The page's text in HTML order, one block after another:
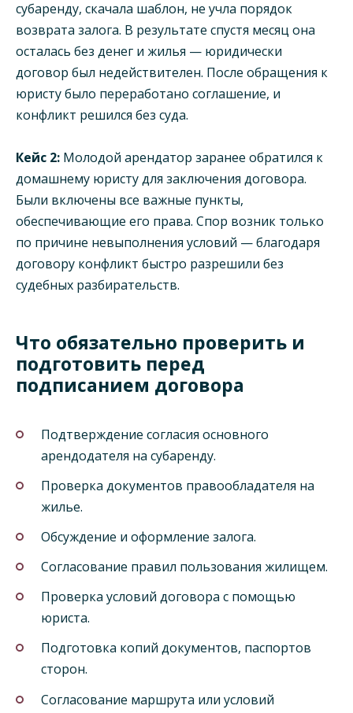
субаренду, скачала шаблон, не учла порядок
возврата залога. В результате спустя месяц она
осталась без денег и жилья — юридически
договор был недействителен. После обращения к
юристу было переработано соглашение, и
конфликт решился без суда.
Кейс 2: Молодой арендатор заранее обратился к
домашнему юристу для заключения договора.
Были включены все важные пункты,
обеспечивающие его права. Спор возник только
по причине невыполнения условий — благодаря
договору конфликт быстро разрешили без
судебных разбирательств.
Что обязательно проверить и
подготовить перед
подписанием договора
Подтверждение согласия основного
арендодателя на субаренду.
Проверка документов правообладателя на
жилье.
Обсуждение и оформление залога.
Согласование правил пользования жилищем.
Проверка условий договора с помощью
юриста.
Подготовка копий документов, паспортов
сторон.
Согласование маршрута или условий